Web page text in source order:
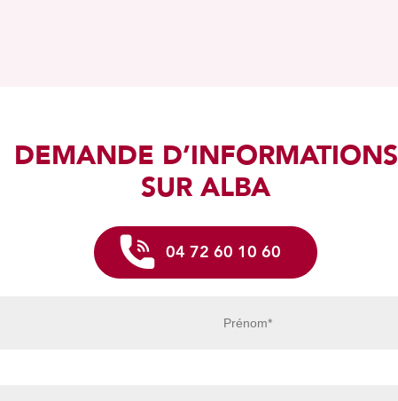
DEMANDE D’INFORMATIONS
SUR ALBA
04 72 60 10 60